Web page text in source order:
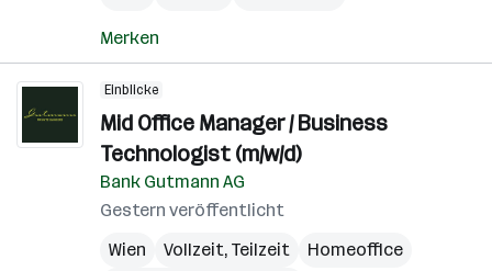
Merken
Einblicke
Mid Office Manager / Business
Technologist (m/w/d)
Bank Gutmann AG
Gestern veröffentlicht
Wien
Vollzeit, Teilzeit
Homeoffice